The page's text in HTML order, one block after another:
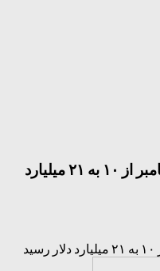
غرامت ایران در حادثه یازده سپتامبر از ۱۰ به ۲۱ میلیارد